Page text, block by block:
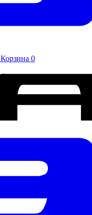
Корзина 0